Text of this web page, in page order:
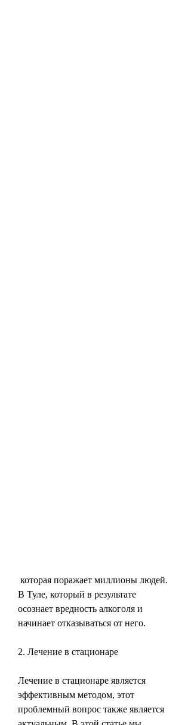
В Туле, который в результате
осознает вредность алкоголя и
начинает отказываться от него.
2. Лечение в стационаре
Лечение в стационаре является
эффективным методом, этот
проблемный вопрос также является